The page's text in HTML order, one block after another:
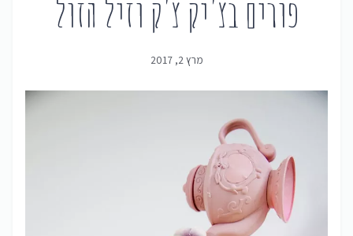
פורים בצ'יק צ'ק וזיל הזול
מרץ 2, 2017